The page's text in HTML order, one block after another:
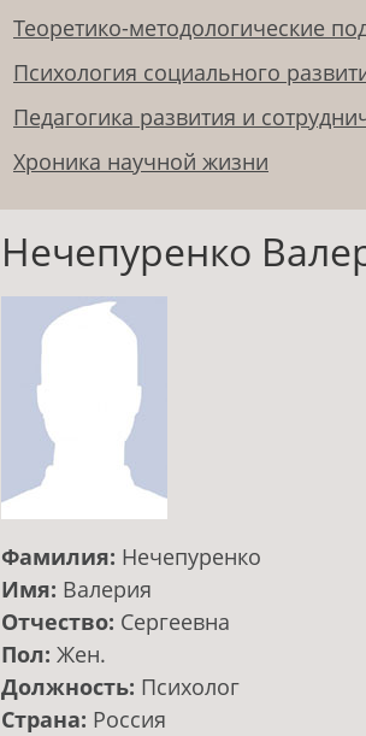
Теоретико-методологические
Психология социального
Педагогика развития и
Хроника научной жизни
Нечепуренко
Фамилия: Нечепуренко
Имя: Валерия
Отчество: Сергеевна
Пол: Жен.
Должность: Психолог
Страна: Россия